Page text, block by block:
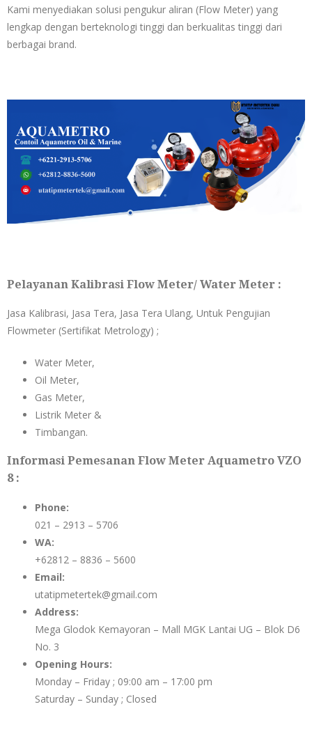
Kami menyediakan solusi pengukur aliran (Flow Meter) yang
lengkap dengan berteknologi tinggi dan berkualitas tinggi dari
berbagai brand.
Pelayanan Kalibrasi Flow Meter/ Water Meter :
Jasa Kalibrasi, Jasa Tera, Jasa Tera Ulang, Untuk Pengujian
Flowmeter (Sertifikat Metrology) ;
Water Meter,
Oil Meter,
Gas Meter,
Listrik Meter &
Timbangan.
Informasi Pemesanan Flow Meter Aquametro VZO
8 :
Phone:
021 – 2913 – 5706
WA:
+62812 – 8836 – 5600
Email:
utatipmetertek@gmail.com
Address:
Mega Glodok Kemayoran – Mall MGK Lantai UG – Blok D6
No. 3
Opening Hours:
Monday – Friday ; 09:00 am – 17:00 pm
Saturday – Sunday ; Closed